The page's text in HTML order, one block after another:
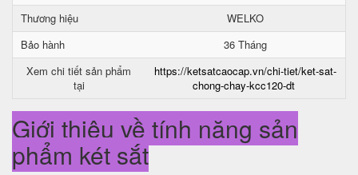
Thương hiệu
WELKO
Bảo hành
36 Tháng
Xem chi tiết sản phẩm
tại
https://ketsatcaocap.vn/chi-tiet/ket-sat-
chong-chay-kcc120-dt
Giới thiệu về tính năng sản
phẩm két sắt